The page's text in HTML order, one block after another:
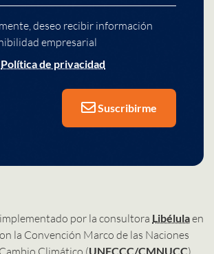
deseo recibir información
empresarial
Política de privacidad
Suscribirme
por la consultora Libélulaen
la Convención Marco de las Naciones
Climático (UNFCCC/CMNUCC)